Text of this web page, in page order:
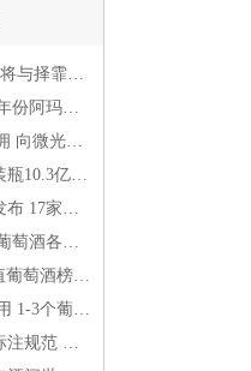
行业 | 蒂维妮加入Ethica Wines集团 将与择霏罗共拓中国市场
法定产区 | 优雅平衡品质卓越 2021年份阿玛罗尼Amarone全球预品会落幕
意酒网2026新年寄语：于变局中相拥 向微光而前行
数据 | 意大利起泡酒2025持续走强装瓶10.3亿瓶 普罗塞克风靡全球
酒庄游 | 意大利2026酒庄旅游指南发布 17家葡萄酒博物馆别错过
趋势 | 意大利圣诞酒饮市场 啤酒与葡萄酒各自精彩
榜单 | Liv-Ex2025百大醉具投资价值葡萄酒榜单发布 20款意酒入选
商业 | 米其林将发布2026酒庄指南 用 1-3个葡萄串为部分酒庄评级
法规 | 欧盟发布无醇和低醇葡萄酒标注规范 无醇酒可以被种出来吗